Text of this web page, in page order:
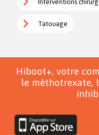
Interventions
Tatouage
Hiboot+, votre
le méthotrexate,